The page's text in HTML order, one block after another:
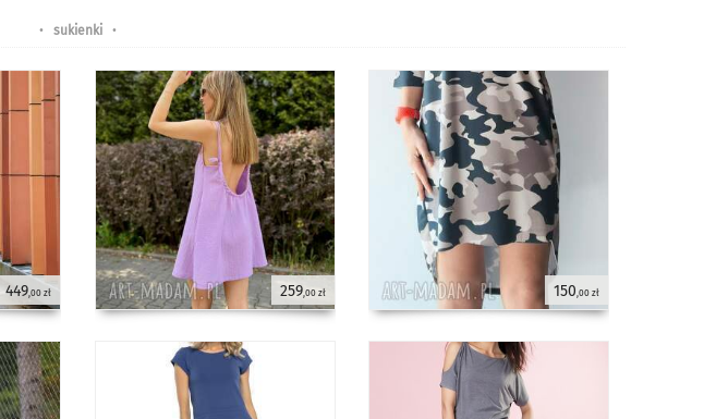
• sukienki •
449,00 zł 259,00 zł 150,00 zł